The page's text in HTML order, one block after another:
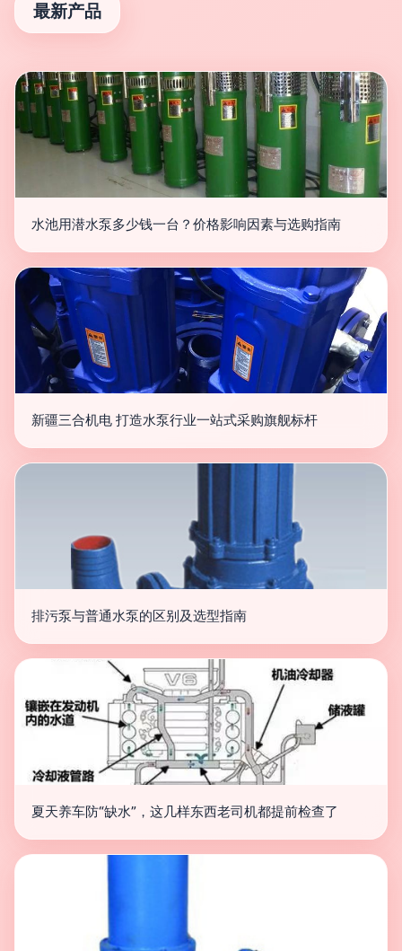
最新产品
水池用潜水泵多少钱一台？价格影响因素与选购指南
新疆三合机电 打造水泵行业一站式采购旗舰标杆
排污泵与普通水泵的区别及选型指南
夏天养车防“缺水”，这几样东西老司机都提前检查了